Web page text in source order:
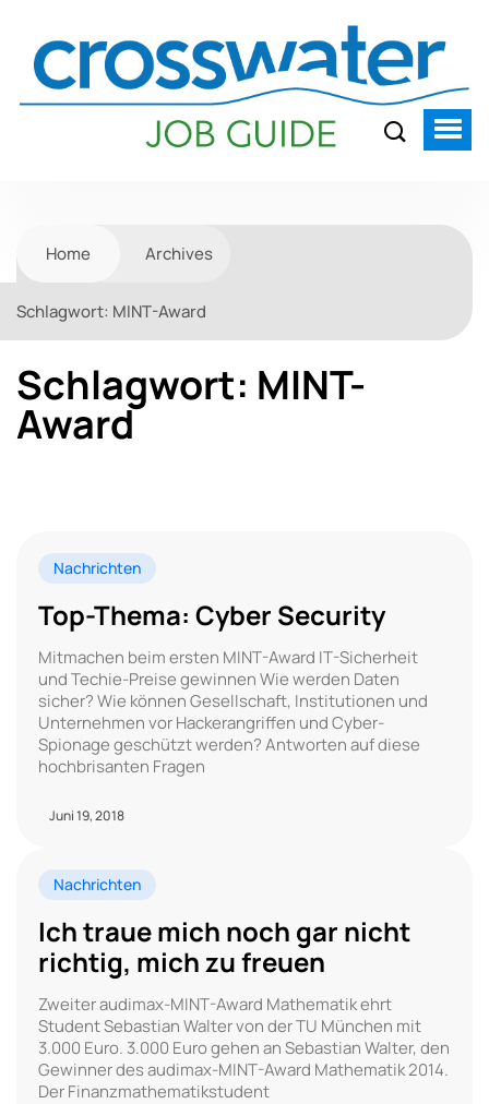
Home Archives
Schlagwort: MINT-Award
Schlagwort: MINT-
Award
Nachrichten
Top-Thema: Cyber Security
Mitmachen beim ersten MINT-Award IT-Sicherheit
und Techie-Preise gewinnen Wie werden Daten
sicher? Wie können Gesellschaft, Institutionen und
Unternehmen vor Hackerangriffen und Cyber-
Spionage geschützt werden? Antworten auf diese
hochbrisanten Fragen
Juni 19, 2018
Nachrichten
Ich traue mich noch gar nicht
richtig, mich zu freuen
Zweiter audimax-MINT-Award Mathematik ehrt
Student Sebastian Walter von der TU München mit
3.000 Euro. 3.000 Euro gehen an Sebastian Walter, den
Gewinner des audimax-MINT-Award Mathematik 2014.
Der Finanzmathematikstudent